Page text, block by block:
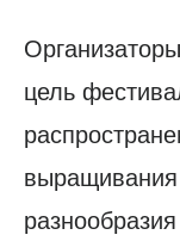
цель
выращивания